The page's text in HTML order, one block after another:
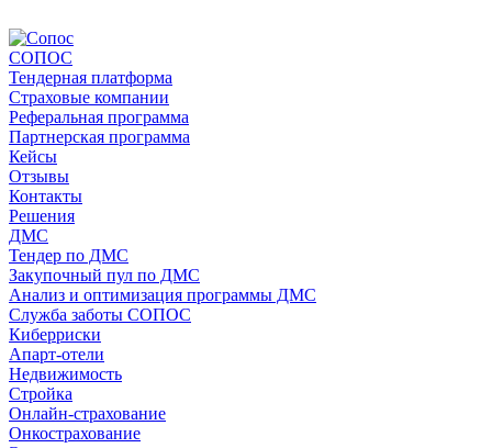
СОПОС
Тендерная платформа
Страховые компании
Реферальная программа
Партнерская программа
Кейсы
Отзывы
Контакты
Решения
ДМС
Тендер по ДМС
Закупочный пул по ДМС
Анализ и оптимизация программы ДМС
Служба заботы СОПОС
Киберриски
Апарт-отели
Недвижимость
Стройка
Онлайн-страхование
Онкострахование